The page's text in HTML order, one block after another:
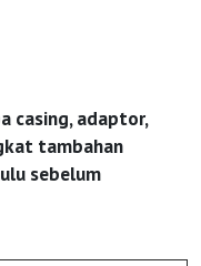
casing, adaptor,
tambahan
sebelum